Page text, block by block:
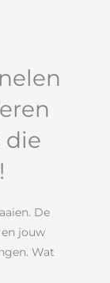
die
De
jouw
Wat